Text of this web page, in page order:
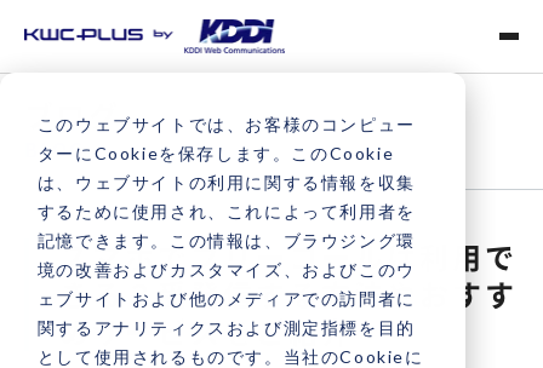
このウェブサイトでは、お客様のコンピュー
ターにCookieを保存します。このCookie
は、ウェブサイトの利用に関する情報を収集
するために使用され、これによって利用者を
記憶できます。この情報は、ブラウジング環
境の改善およびカスタマイズ、およびこのウ
ェブサイトおよび他のメディアでの訪問者に
関するアナリティクスおよび測定指標を目的
として使用されるものです。当社のCookieに
ブログ
BLOG
スマホでフリーコールは利用で
きる？受発信する方法やおすす
めサービスをご紹介